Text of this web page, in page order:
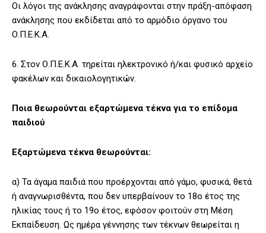
Οι λόγοι της ανάκλησης αναγράφονται στην πράξη-απόφαση
ανάκλησης που εκδίδεται από το αρμόδιο όργανο του
Ο.Π.Ε.Κ.Α.
6. Στον Ο.Π.Ε.Κ.Α. τηρείται ηλεκτρονικό ή/και φυσικό αρχείο
φακέλων και δικαιολογητικών.
Ποια θεωρούνται εξαρτώμενα τέκνα για το επίδομα
παιδιού
Εξαρτώμενα τέκνα θεωρούνται:
α) Τα άγαμα παιδιά που προέρχονται από γάμο, φυσικά, θετά
ή αναγνωρισθέντα, που δεν υπερβαίνουν το 18ο έτος της
ηλικίας τους ή το 19ο έτος, εφόσον φοιτούν στη Μέση
Εκπαίδευση. Ως ημέρα γέννησης των τέκνων θεωρείται η